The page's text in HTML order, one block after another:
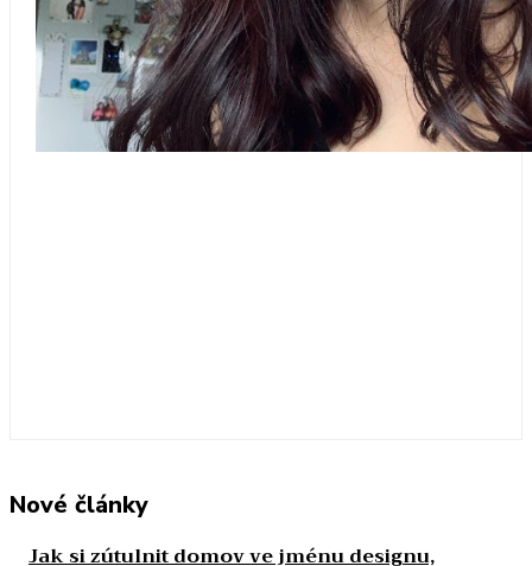
Nové články
Jak si zútulnit domov ve jménu designu,